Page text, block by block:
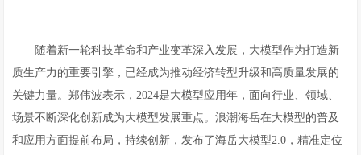
随着新一轮科技革命和产业变革深入发展，大模型作为打造新
质生产力的重要引擎，已经成为推动经济转型升级和高质量发展的
关键力量。郑伟波表示，2024是大模型应用年，面向行业、领域、
场景不断深化创新成为大模型发展重点。浪潮海岳在大模型的普及
和应用方面提前布局，持续创新，发布了海岳大模型2.0，精准定位